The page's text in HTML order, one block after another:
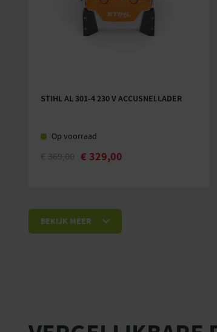
STIHL AL 301-4 230 V ACCUSNELLADER
Op voorraad
€ 369,00 € 329,00
BEKIJK MEER